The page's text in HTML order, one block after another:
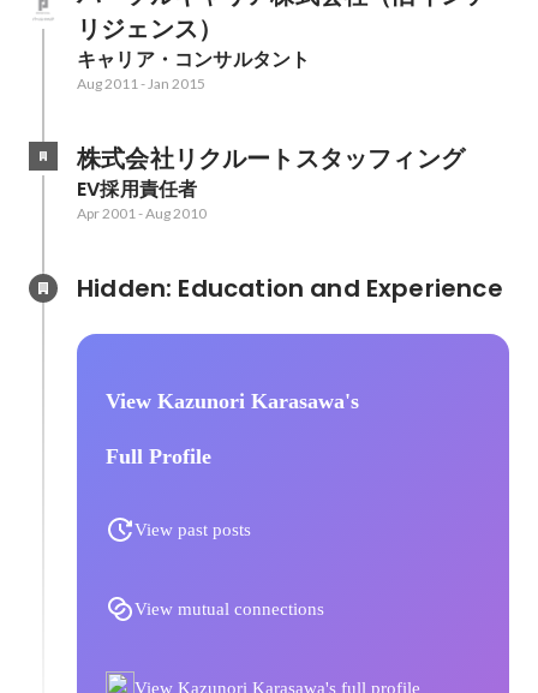
リジェンス）
キャリア・コンサルタント
Aug 2011 - Jan 2015
株式会社リクルートスタッフィング
EV採用責任者
Apr 2001 -Aug 2010
View Kazunori Karasawa's
Full Profile
View past posts
View mutual connections
View Kazunori Karasawa's full profile